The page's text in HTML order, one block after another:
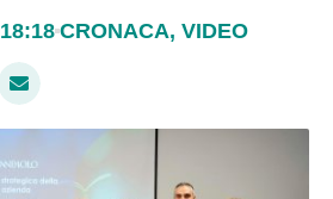
18:18 CRONACA, VIDEO